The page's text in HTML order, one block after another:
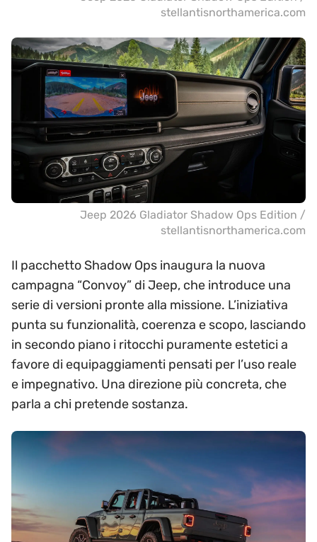
stellantisnorthamerica.com
Jeep 2026 Gladiator Shadow Ops Edition /
stellantisnorthamerica.com
Il pacchetto Shadow Ops inaugura la nuova
campagna “Convoy” di Jeep, che introduce una
serie di versioni pronte alla missione. L’iniziativa
punta su funzionalità, coerenza e scopo, lasciando
in secondo piano i ritocchi puramente estetici a
favore di equipaggiamenti pensati per l’uso reale
e impegnativo. Una direzione più concreta, che
parla a chi pretende sostanza.